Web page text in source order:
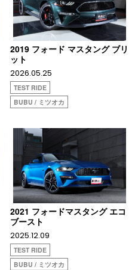
2019 フォード マスタング ブリ
ット
2026.05.25
TEST RIDE
BUBU / ミツオカ
2021 フォードマスタング エコ
ブースト
2025.12.09
TEST RIDE
BUBU / ミツオカ